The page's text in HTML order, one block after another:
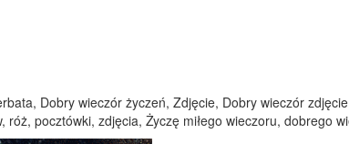
Dobry wieczór życzeń, Zdjęcie, Dobry wieczór
pocztówki, zdjęcia, Życzę miłego wieczoru, dobrego